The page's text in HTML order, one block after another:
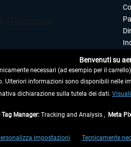
DAL CONTRATTO
ed
al di fuori della Germania, i tempi di
Benvenuti su
necessari (ad esempio per il
Ulteriori informazioni sono disponibili nelle
dichiarazione sulla tutela dei dati.
Tag Manager: Tracking and Analysis , Meta
impostazioni Tecnicamente